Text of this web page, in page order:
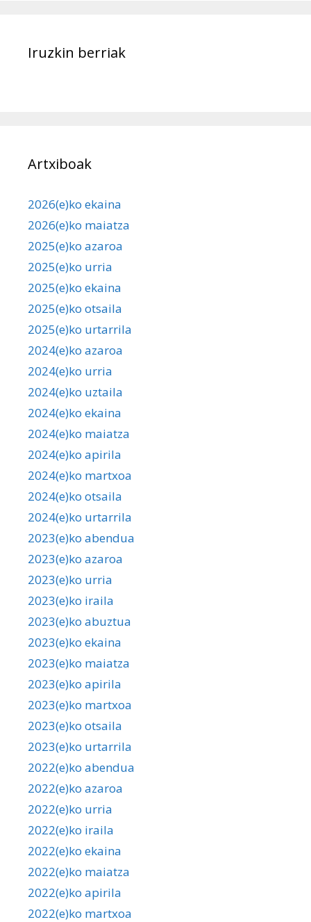
Iruzkin berriak
Artxiboak
2026(e)ko ekaina
2026(e)ko maiatza
2025(e)ko azaroa
2025(e)ko urria
2025(e)ko ekaina
2025(e)ko otsaila
2025(e)ko urtarrila
2024(e)ko azaroa
2024(e)ko urria
2024(e)ko uztaila
2024(e)ko ekaina
2024(e)ko maiatza
2024(e)ko apirila
2024(e)ko martxoa
2024(e)ko otsaila
2024(e)ko urtarrila
2023(e)ko abendua
2023(e)ko azaroa
2023(e)ko urria
2023(e)ko iraila
2023(e)ko abuztua
2023(e)ko ekaina
2023(e)ko maiatza
2023(e)ko apirila
2023(e)ko martxoa
2023(e)ko otsaila
2023(e)ko urtarrila
2022(e)ko abendua
2022(e)ko azaroa
2022(e)ko urria
2022(e)ko iraila
2022(e)ko ekaina
2022(e)ko maiatza
2022(e)ko apirila
2022(e)ko martxoa